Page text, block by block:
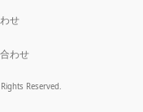
せ
わせ
Reserved.